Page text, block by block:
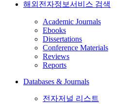
해외전자정보서비스 검색
Academic Journals
Ebooks
Dissertations
Conference Materials
Reviews
Reports
Databases & Journals
전자저널 리스트